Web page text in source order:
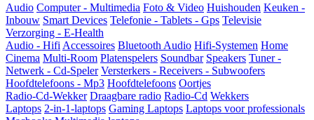
Audio Computer - Multimedia Foto & Video Huishouden Keuken -
Inbouw Smart Devices Telefonie - Tablets - Gps Televisie
Verzorging - E-Health
Audio - Hifi Accessoires Bluetooth Audio Hifi-Systemen Home
Cinema Multi-Room Platenspelers Soundbar Speakers Tuner -
Netwerk - Cd-Speler Versterkers - Receivers - Subwoofers
Hoofdtelefoons - Mp3 Hoofdtelefoons Oortjes
Radio-Cd-Wekker Draagbare radio Radio-Cd Wekkers
Laptops 2-in-1-laptops Gaming Laptops Laptops voor professionals